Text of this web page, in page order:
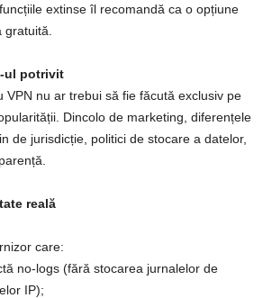
extinse îl recomandă ca o opțiune
potrivit
VPN nu ar trebui să fie făcută exclusiv pe
Dincolo de marketing, diferențele
de jurisdicție, politici de stocare a datelor,
reală
care:
no‑logs (fără stocarea jurnalelor de
IP);